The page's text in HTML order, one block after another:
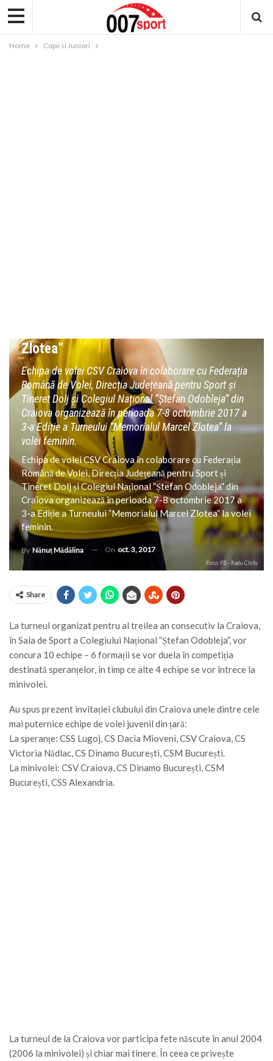
Home Copii si Juniori
Zlotea”
Echipa de volei CSV Craiova în colaborare cu Federația
Română de Volei, Direcția Județeană pentru Sport și
Tineret Dolj și Colegiul Național ”Ștefan Odobleja” din
Craiova organizează în perioada 7-8 octombrie 2017 a
3-a Ediție a Turneului ”Memorialul Marcel Zlotea” la
volei feminin.
Echipa de volei CSV Craiova în colaborare cu Federația
Română de Volei, Direcția Județeană pentru Sport și
Tineret Dolj și Colegiul Național ”Ștefan Odobleja” din
Craiova organizează în perioada 7-8 octombrie 2017 a
3-a Ediție a Turneului ”Memorialul Marcel Zlotea” la volei
feminin.
By Nănuț Mădălina On oct. 3, 2017
Foto: FB - Radu Chifu
Share
La turneul organizat pentru al treilea an consecutiv la Craiova,
în Sala de Sport a Colegiului Național ”Ștefan Odobleja”, vor
concura 10 echipe – 6 formații se vor duela în competiția
destinată speranțelor, în timp ce alte 4 echipe se vor întrece la
minivolei.
Au spus prezent invitației clubului din Craiova unele dintre cele
mai puternice echipe de volei juvenil din țară:
La speranțe: CSS Lugoj, CS Dacia Mioveni, CSV Craiova, CS
Victoria Nădlac, CS Dinamo București, CSM București.
La minivolei: CSV Craiova, CS Dinamo București, CSM
București, CSS Alexandria.
La turneul de la Craiova vor participa fete născute în anul 2004
(2006 la minivolei) și chiar mai tinere. În ceea ce privește